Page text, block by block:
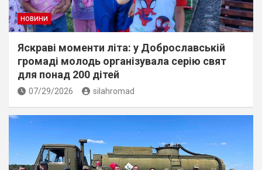
НОВИНИ
Яскраві моменти літа: у Доброславській
громаді молодь організувала серію свят
для понад 200 дітей
07/29/2026 silahromad